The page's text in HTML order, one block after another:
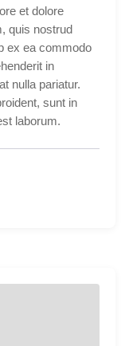
et dolore
quis nostrud
ex ea commodo
in
nulla pariatur.
sunt in
laborum.